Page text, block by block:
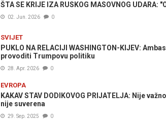
ŠTA SE KRIJE IZA RUSKOG MASOVNOG
02. Jun. 2026 0
SVIJET
PUKLO NA RELACIJI WASHINGTON-KIJEV:
provoditi Trumpovu politiku
28. Apr. 2026 0
EVROPA
KAKAV STAV DODIKOVOG PRIJATELJA: Nije
nije suverena
29. Sep. 2025 0